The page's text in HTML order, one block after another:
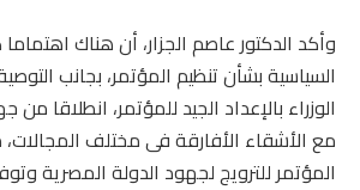
وأكد الدكتور عاصم الجزار، أن هناك اهتماما
السياسية بشأن تنظيم المؤتمر، بجانب
الوزراء بالإعداد الجيد للمؤتمر، انطلاقا
مع الأشقاء الأفارقة فى مختلف المجالات،
المؤتمر للترويج لجهود الدولة المصرية